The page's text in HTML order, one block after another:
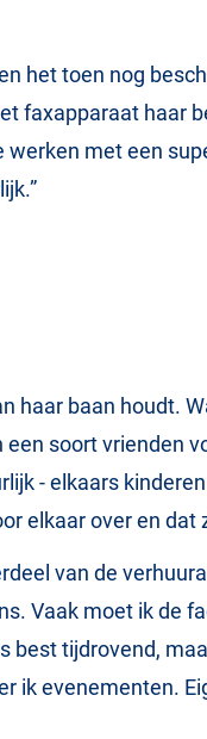
het toen nog
faxapparaat haar
met een
baan houdt.
soort vrienden
- elkaars
elkaar over en dat
van de
Vaak moet ik de
best tijdrovend,
ik evenementen.